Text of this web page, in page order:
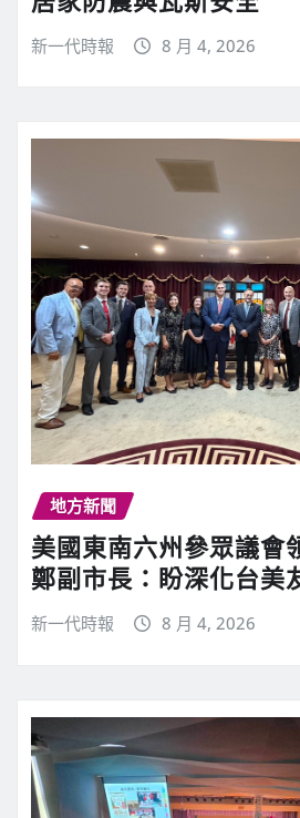
新一代時報 8 月 4, 2026
地方新聞
美國東南六州參眾議
鄭副市長：盼深化台美
新一代時報 8 月 4, 2026